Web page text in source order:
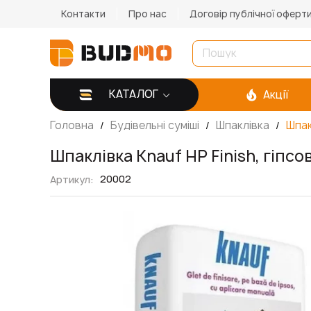
Контакти Про нас Договір публічної оферти
КАТАЛОГ Акції
Головна Будівельні суміші Шпаклівка
Шпаклівка Knauf HP Finish,
Артикул 20002